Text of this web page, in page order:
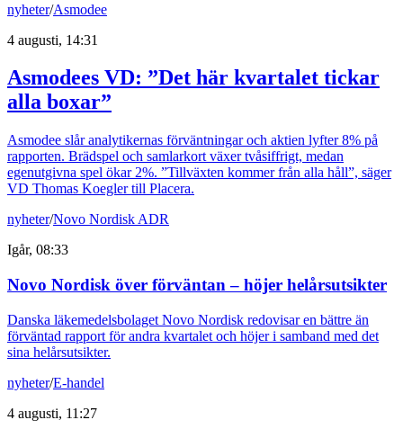
nyheter/Asmodee
4 augusti, 14:31
Asmodees VD: ”Det här kvartalet tickar
alla boxar”
Asmodee slår analytikernas förväntningar och aktien lyfter 8% på
rapporten. Brädspel och samlarkort växer tvåsiffrigt, medan
egenutgivna spel ökar 2%. ”Tillväxten kommer från alla håll”, säger
VD Thomas Koegler till Placera.
nyheter/Novo Nordisk ADR
Igår, 08:33
Novo Nordisk över förväntan – höjer helårsutsikter
Danska läkemedelsbolaget Novo Nordisk redovisar en bättre än
förväntad rapport för andra kvartalet och höjer i samband med det
sina helårsutsikter.
nyheter/E-handel
4 augusti, 11:27